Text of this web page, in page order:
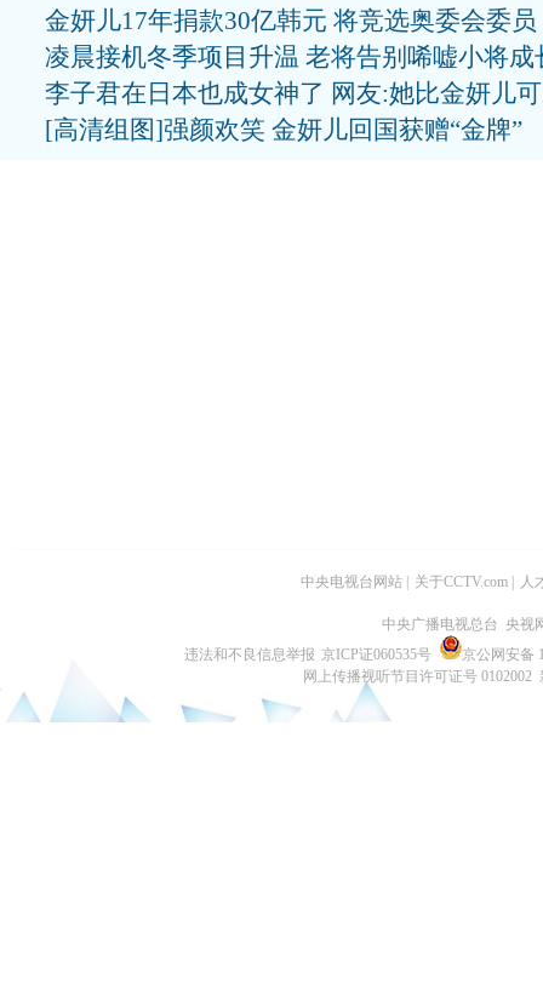
金妍儿17年捐款30亿韩元 将竞选奥委会委员
凌晨接机冬季项目升温 老将告别唏嘘小将成
李子君在日本也成女神了 网友:她比金妍儿
[高清组图]强颜欢笑 金妍儿回国获赠“金牌”
中央电视台网站 关于CCTV.com 人
中央广播电视总台 央视
违法和不良信息举报 京ICP证060535号
京公网安备
网上传播视听节目许可证号 0102002